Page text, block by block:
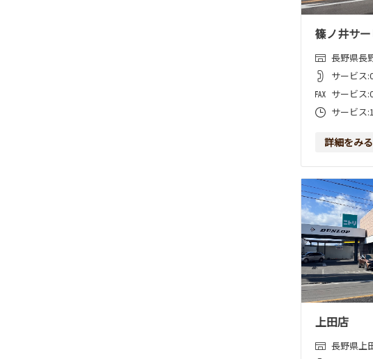
篠ノ井サ
長野県長
サービス
サービス
サービス
詳細をみる
上田店
長野県上